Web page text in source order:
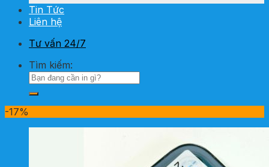
Tin Tức
Liên hệ
Tư vấn 24/7
Tìm kiếm:
-17%